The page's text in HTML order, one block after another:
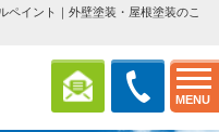
MENU
ペイント｜外壁塗装・屋根塗装のこ